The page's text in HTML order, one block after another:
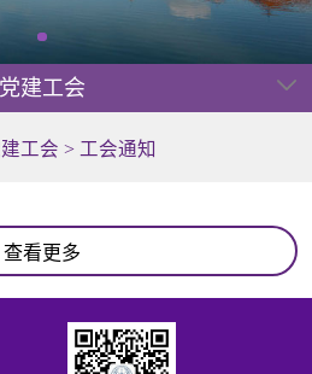
党建工会
工会 > 工会通知
查看更多